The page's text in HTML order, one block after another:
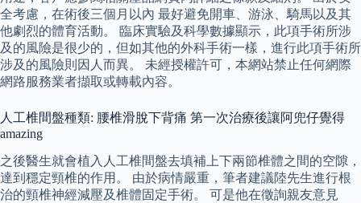
全考慮，在術後三個月以內 最好避免開車、游泳、騎馬以及其
他劇烈的體育活動。 臨床實驗及科學數據顯示，此項手術所涉
及的風險是很少的，但如其他的外科手術一樣，進行此項手術所
涉及的風險則因人而異。 未經授權許可，本網站禁止任何網際
網路服務業者擷取或轉載內容。
人工椎間盤種類: 腰椎滑脫下背痛 第一次治療後讓阿兜仔覺得
amazing
之後醫生就會植入人工椎間盤去填補上下兩節椎體之間的空隙，
達到穩定頸椎的作用。 由於病情嚴重，筆者建議陸先生進行根
治的頸椎神經減壓及椎體固定手術。 可是他在徵詢親友意見